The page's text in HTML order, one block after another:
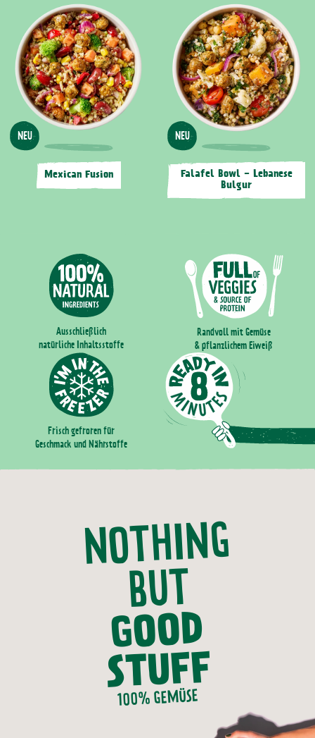
Mexican Fusion
NEU
Falafel Bowl - Lebanese
Bulgur
NEU
Ausschließlich
natürliche Inhaltsstoffe
Randvoll mit Gemüse
& pflanzlichem Eiweiß
Frisch gefroren für
Geschmack und Nährstoffe
NOTHING
BUT
GOOD
STUFF
100% GEMÜSE